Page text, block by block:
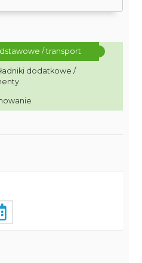
/ transport
dodatkowe /